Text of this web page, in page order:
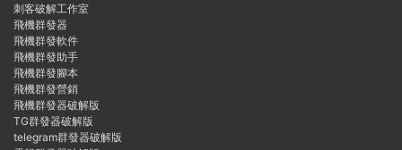
刺客破解工作室
飛機群發器
飛機群發軟件
飛機群發助手
飛機群發腳本
飛機群發營銷
飛機群發器破解版
TG群發器破解版
telegram群發器破解版